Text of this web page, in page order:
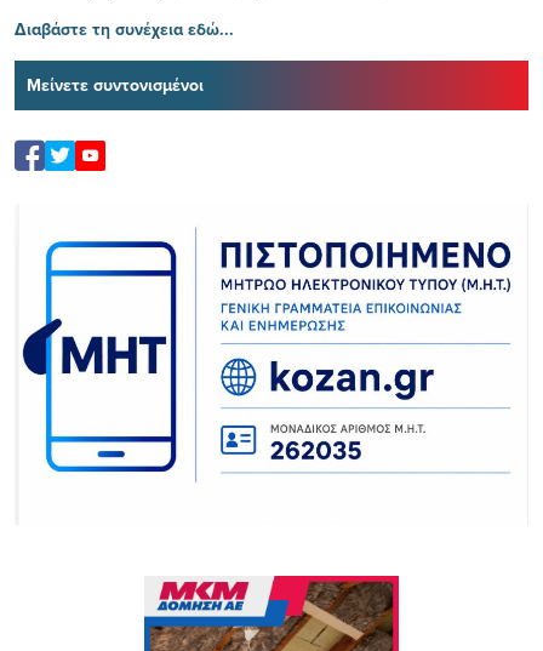
Διαβάστε τη συνέχεια εδώ...
Μείνετε συντονισμένοι